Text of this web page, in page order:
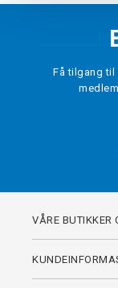
Få tilgang
VÅRE BUTIKKER